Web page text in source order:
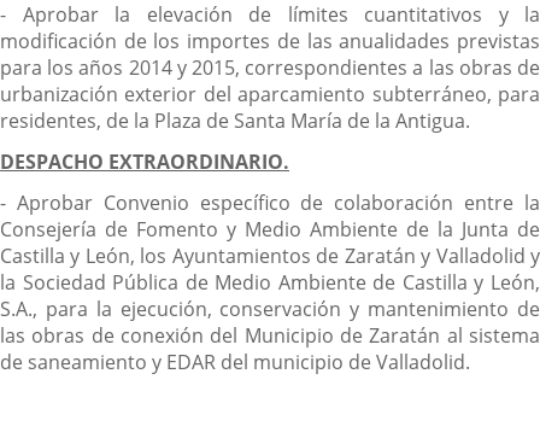
- Aprobar la elevación de límites cuantitativos y la
modificación de los importes de las anualidades previstas
para los años 2014 y 2015, correspondientes a las obras de
urbanización exterior del aparcamiento subterráneo, para
residentes, de la Plaza de Santa María de la Antigua.
DESPACHO EXTRAORDINARIO.
- Aprobar Convenio específico de colaboración entre la
Consejería de Fomento y Medio Ambiente de la Junta de
Castilla y León, los Ayuntamientos de Zaratán y Valladolid y
la Sociedad Pública de Medio Ambiente de Castilla y León,
S.A., para la ejecución, conservación y mantenimiento de
las obras de conexión del Municipio de Zaratán al sistema
de saneamiento y EDAR del municipio de Valladolid.